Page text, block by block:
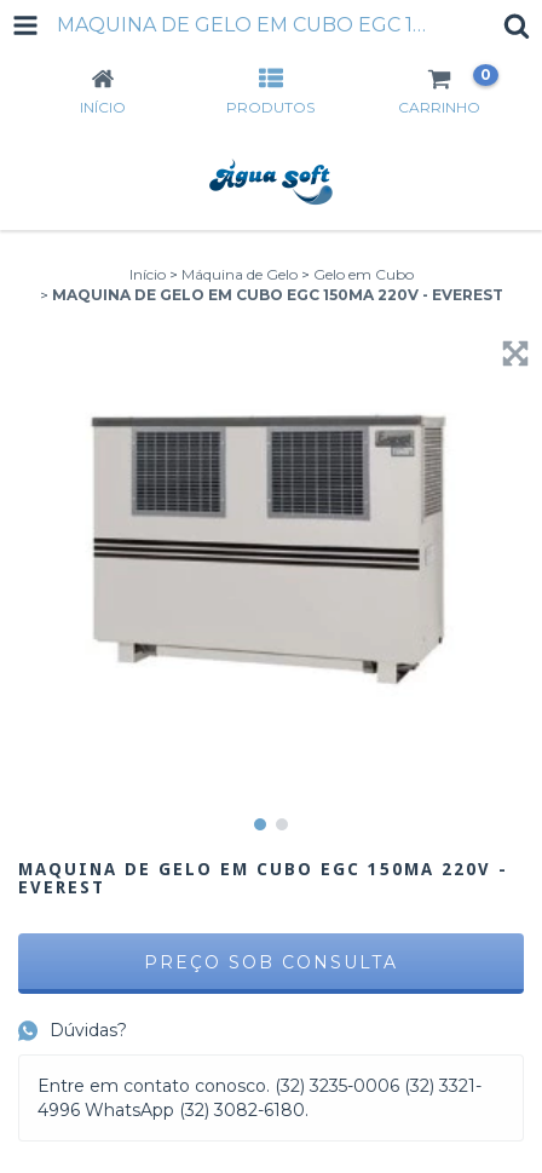
MAQUINA DE GELO EM CUBO EGC 150MA 220V - EVEREST
INÍCIO PRODUTOS CARRINHO
0
Início > Máquina de Gelo > Gelo em Cubo
> MAQUINA DE GELO EM CUBO EGC 150MA 220V - EVEREST
MAQUINA DE GELO EM CUBO EGC 150MA 220V -
EVEREST
Dúvidas?
Entre em contato conosco. (32) 3235-0006 (32) 3321-
4996 WhatsApp (32) 3082-6180.